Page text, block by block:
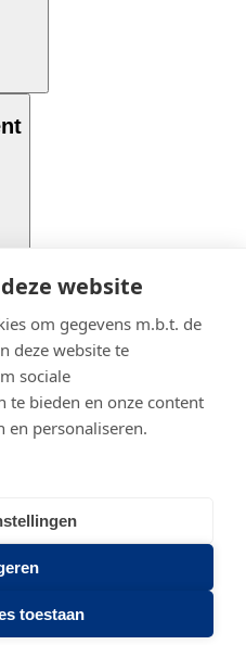
website
om gegevens m.b.t. de
deze website te
sociale
te bieden en onze content
en personaliseren.
toestaan